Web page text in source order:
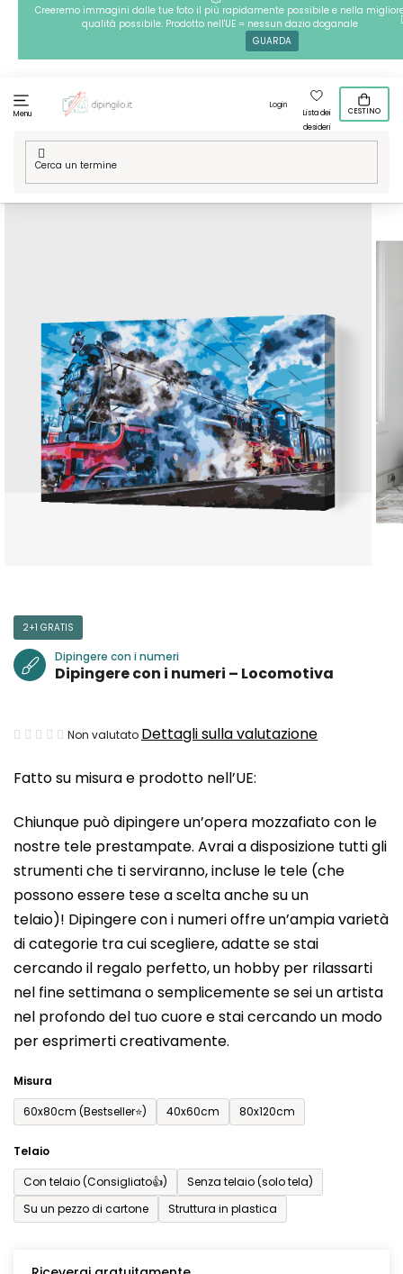
Passa
contenuto
Creeremo immagini dalle tue foto il più rapidamente possibile e nella
qualità possibile. Prodotto nell'UE = nessun dazio doganale
GUARDA
Menu
Login
Lista dei
desideri
CESTINO
Casa
/ Tecniche / Dipingere con i numeri / Dipingere con i
numeri – Locomotiva
Fatto su misura e prodotto nell’UE:
Chiunque può dipingere un’opera mozzafiato con le
nostre tele prestampate. Avrai a disposizione tutti gli
strumenti che ti serviranno, incluse le tele (che
possono essere tese a scelta anche su un
telaio)! Dipingere con i numeri offre un’ampia varietà
di categorie tra cui scegliere, adatte se stai
cercando il regalo perfetto, un hobby per rilassarti
nel fine settimana o semplicemente se sei un artista
nel profondo del tuo cuore e stai cercando un modo
per esprimerti creativamente.
Misura
60x80cm (Bestseller⭐)
40x60cm 80x120cm
Telaio
Con telaio (Consigliato👍)
Senza telaio (solo tela)
Su un pezzo di cartone
Struttura in plastica
2+1 GRATIS
Dipingere con i numeri
Dipingere con i numeri – Locomotiva
La
media
prodotto
è
0,0
su
5
stelle.
Non valutato Dettagli sulla valutazione